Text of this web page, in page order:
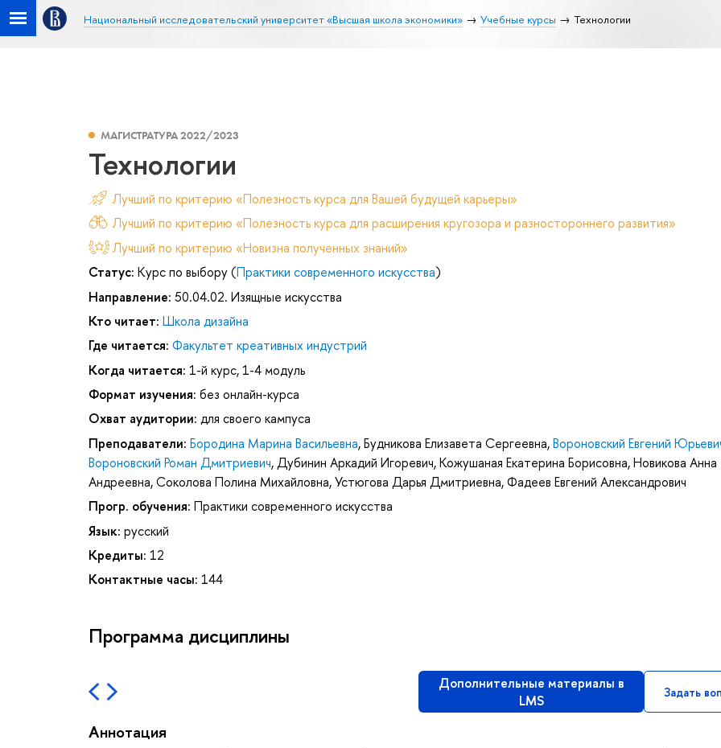
Национальный исследовательский университет «Высшая школа экономики» Учебные курсы Технологии
МАГИСТРАТУРА 2022/2023
Технологии
Лучший по критерию «Полезность курса для Вашей будущей карьеры»
Лучший по критерию «Полезность курса для расширения кругозора и разностороннего развития»
Лучший по критерию «Новизна полученных знаний»
Статус: Курс по выбору (Практики современного искусства)
Направление: 50.04.02. Изящные искусства
Кто читает: Школа дизайна
Где читается: Факультет креативных индустрий
Когда читается: 1-й курс, 1-4 модуль
Формат изучения: без онлайн-курса
Охват аудитории: для своего кампуса
Преподаватели: Бородина Марина Васильевна,Будникова Елизавета Сергеевна,Вороновский Евгений
Вороновский Роман Дмитриевич,Дубинин Аркадий Игоревич,Кожушаная Екатерина Борисовна,Новикова Анна
Андреевна,Соколова Полина Михайловна,Устюгова Дарья Дмитриевна,Фадеев Евгений Александрович
Прогр. обучения: Практики современного искусства
Язык: русский
Кредиты: 12
Контактные часы: 144
Программа дисциплины
Дополнительные материалы в
LMS
Задать
Аннотация